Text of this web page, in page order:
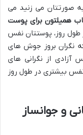
صورتتان می زنید می
همیلتون برای پوست
طول روز، پوستتان نفس
نگران بروز جوش های
آزادی از نگرانی های
بیشتری در طول روز
و جوانساز